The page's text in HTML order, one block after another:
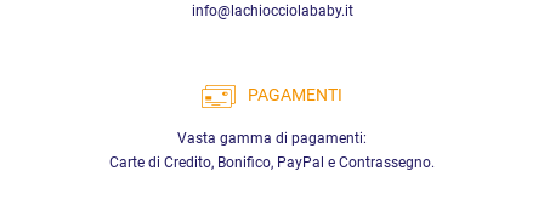
info@lachiocciolababy.it
PAGAMENTI
Vasta gamma di pagamenti:
Carte di Credito, Bonifico, PayPal e Contrassegno.